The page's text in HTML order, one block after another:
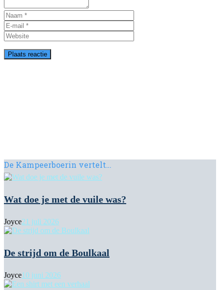
De Kampeerboerin vertelt…
Wat doe je met de vuile was?
Joyce21 juli 2026
De strijd om de Boulkaal
Joyce10 juni 2026